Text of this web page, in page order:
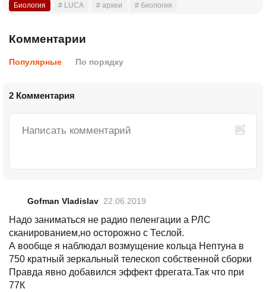
Биология # LUCA # археи # биология
Комментарии
Популярные По порядку
2 Комментария
Gofman Vladislav 22.06.2019
Надо заниматься не радио пеленгации а РЛС
сканированием,но осторожно с Теслой.
А вообще я наблюдал возмущение кольца Нептуна в
750 кратный зеркальный телескоп собственной сборки
Правда явно добавился эффект фрегата.Так что при
77К